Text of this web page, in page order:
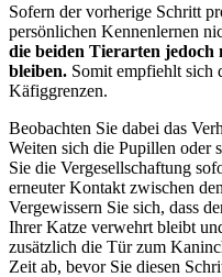
Sofern der vorherige Schritt
persönlichen Kennenlernen
die beiden Tierarten jedoch
bleiben. Somit empfiehlt sich
Käfiggrenzen.
Beobachten Sie dabei das
Weiten sich die Pupillen oder
Sie die Vergesellschaftung
erneuter Kontakt zwischen
Vergewissern Sie sich, dass
Ihrer Katze verwehrt bleibt
zusätzlich die Tür zum
Zeit ab, bevor Sie diesen